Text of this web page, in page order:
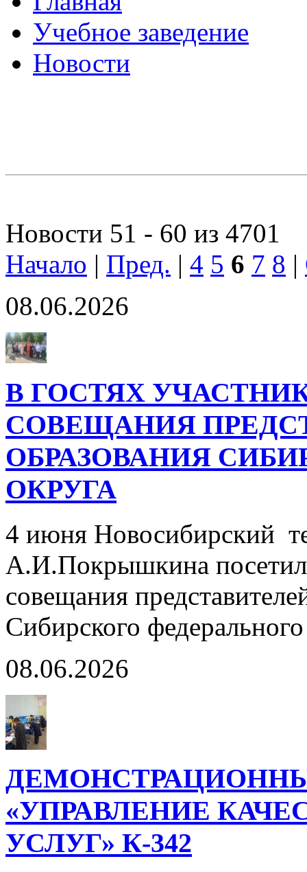
Учебное заведение
Новости
Новости 51 - 60 из 4701
Начало | Пред. | 4 5 6 7 8 |
08.06.2026
В ГОСТЯХ
СОВЕЩАНИЯ
ОБРАЗОВАНИЯ
ОКРУГА
4 июня Новосибирский
А.И.Покрышкина
совещания
Сибирского
08.06.2026
«УПРАВЛЕНИЕ
УСЛУГ» К-342